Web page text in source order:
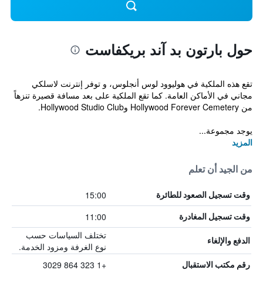
حول بارتون بد آند بريكفاست
تقع هذه الملكية في هوليوود لوس أنجلوس، و توفر إنترنت لاسلكي
مجاني في الأماكن العامة. كما تقع الملكية على بعد مسافة قصيرة تنزهاً
من Hollywood Forever Cemetery وHollywood Studio Club.
يوجد مجموعة...
المزيد
من الجيد أن تعلم
وقت تسجيل الصعود للطائرة 15:00
وقت تسجيل المغادرة 11:00
الدفع والإلغاء
تختلف السياسات حسب
نوع الغرفة ومزود الخدمة.
رقم مكتب الاستقبال +1 323 864 3029